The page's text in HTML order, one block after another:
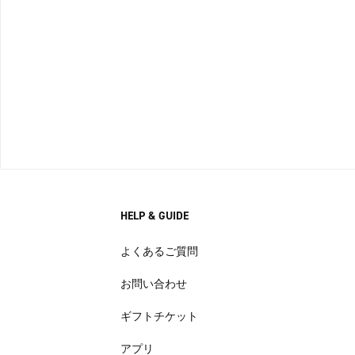
HELP & GUIDE
よくあるご質問
お問い合わせ
ギフトチケット
アプリ